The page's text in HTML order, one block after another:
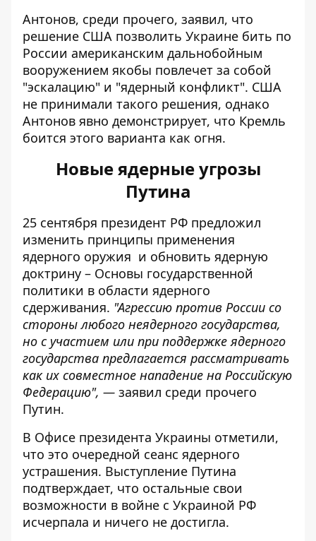
Антонов, среди прочего, заявил, что
решение США позволить Украине бить по
России американским дальнобойным
вооружением якобы повлечет за собой
"эскалацию" и "ядерный конфликт". США
не принимали такого решения, однако
Антонов явно демонстрирует, что Кремль
боится этого варианта как огня.
Новые ядерные угрозы
Путина
25 сентября президент РФ предложил
изменить принципы применения
ядерного оружия и обновить ядерную
доктрину – Основы государственной
политики в области ядерного
сдерживания. "Агрессию против России со
стороны любого неядерного государства,
но с участием или при поддержке ядерного
государства предлагается рассматривать
как их совместное нападение на Российскую
Федерацию", — заявил среди прочего
Путин.
В Офисе президента Украины отметили,
что это очередной сеанс ядерного
устрашения. Выступление Путина
подтверждает, что остальные свои
возможности в войне с Украиной РФ
исчерпала и ничего не достигла.